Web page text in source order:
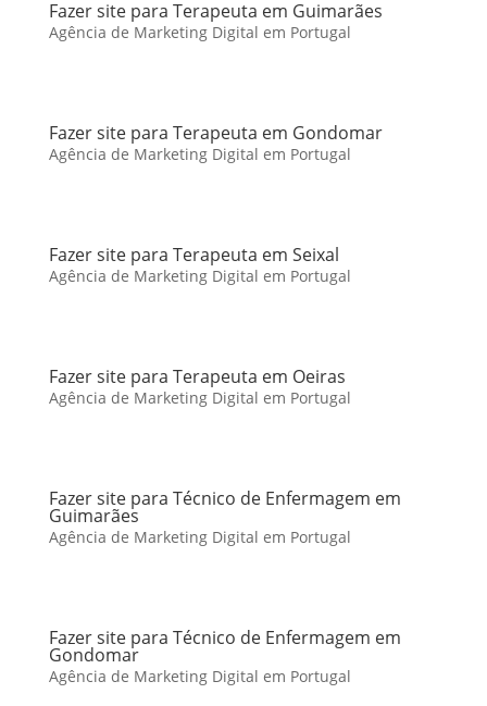
Fazer site para Terapeuta em Guimarães
Agência de Marketing Digital em Portugal
Fazer site para Terapeuta em Gondomar
Agência de Marketing Digital em Portugal
Fazer site para Terapeuta em Seixal
Agência de Marketing Digital em Portugal
Fazer site para Terapeuta em Oeiras
Agência de Marketing Digital em Portugal
Fazer site para Técnico de Enfermagem em
Guimarães
Agência de Marketing Digital em Portugal
Fazer site para Técnico de Enfermagem em
Gondomar
Agência de Marketing Digital em Portugal